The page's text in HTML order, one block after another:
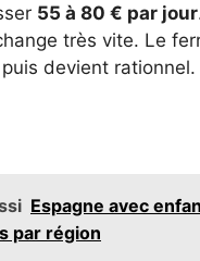
55 à 80 € par jour
très vite. Le
devient rationnel.
Espagne avec
par région